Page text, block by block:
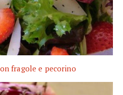
fragole e pecorino